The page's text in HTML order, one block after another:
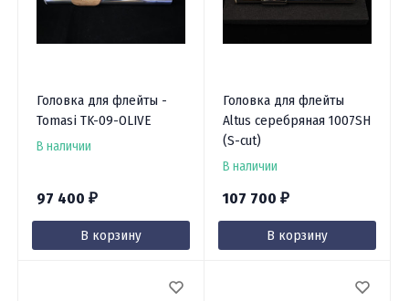
Головка для флейты -
Tomasi TK-09-OLIVE
В наличии
97 400 ₽
В корзину
Головка для флейты
Altus серебряная 1007SH
(S-cut)
В наличии
107 700 ₽
В корзину